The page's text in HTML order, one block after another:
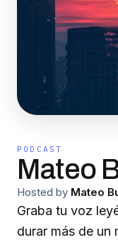
PODCAST
Mateo
Hosted by Mateo
Graba tu voz
durar más de un